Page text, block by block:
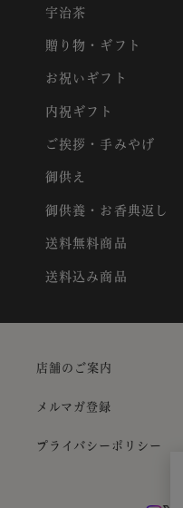
宇治茶
贈り物・ギフト
お祝いギフト
内祝ギフト
ご挨拶・手みやげ
御供え
御供養・お香典返し
送料無料商品
送料込み商品
店舗のご案内
メルマガ登録
プライバシーポリシー